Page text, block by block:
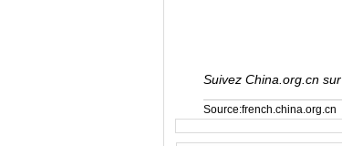
Suivez China.org.cn sur
Source:french.china.org.cn